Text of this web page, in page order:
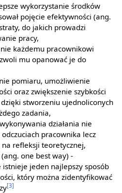
wykorzystanie środków
pojęcie efektywności (ang.
do jakich prowadzi
pracy,
każdemu pracownikowi
mu opanować je do
pomiaru, umożliwienie
oraz zwiększenie szybkości
stworzeniu ujednoliconych
zadania,
działania nie
pracownika lecz
refleksji teoretycznej,
one best way) -
istnieje jeden najlepszy sposób
który można zidentyfikować
[3]